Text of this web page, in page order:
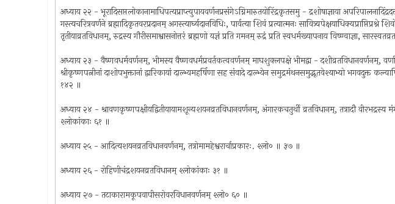
अध्याय २२ - भूरादिसप्तलोकानामाधिपत्यप्राप्त्युपायवर्णनप्रसंगेऽग्निमारुतयोरिंद्रकृतसमु - द्रशोषाज्ञाया
गस्त्यचरित्रवर्णने ब्रह्मादिकृतवरप्रदानम् अगस्त्यार्घ्यदानविधिः, पार्वत्या शिवं प्रत्यात्मनः सावित्र्यपेक्षयाधिक्यप्राप्तिप्रश्ने
तृतीयाव्रतविधानम्, रुद्रस्य गौरीसमाश्वासनोत्तरं ब्रह्मणो यज्ञं प्रति गमनम् रुद्रं प्रति स्वधर्मख्यापनाय विष्ण्वाज्ञा,
अध्याय २३ - वैष्णवधर्मवर्णनम्, भीमस्य वैष्णवधर्मप्रवर्तकत्ववर्णनम् माघशुक्लपक्षे भीमद्वा - दशीव्रतविधानवर्णनम्,
श्रीकृष्णपत्नीनां दाशोपभुक्तानां द्वारिकायां दाल्भ्यमहर्षिणा सह संवादे दाल्भ्येन समुद्रमंथनसमुद्भूतवेश्याभ्यो भगवदुक्त
१४२ ॥
अध्याय २४ - श्रावणकृष्णपक्षीयद्वितीयायामशून्यशयनव्रतविधानवर्णनम्, अंगारकचतुर्थी व्रतविधानम्, तत्रादौ वीरभद्रस्य
श्लोकांकाः ६१ ॥
अध्याय २५ - आदित्यशयनव्रतविधानवर्णनम्, तत्रोमामहेश्वरार्चाप्रकारः. श्लो० ॥ ३७ ॥
अध्याय २६ - रोहिणीचंद्रशयनव्रतविधानम् श्लोकांकाः ३१ ॥
अध्याय २७ - तटाकारामकूपवापीसरोवरविधानवर्णनम् श्लो० ६० ॥